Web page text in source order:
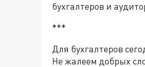
бухгалтеров и
***
Для бухгалтеров
Не жалеем добрых